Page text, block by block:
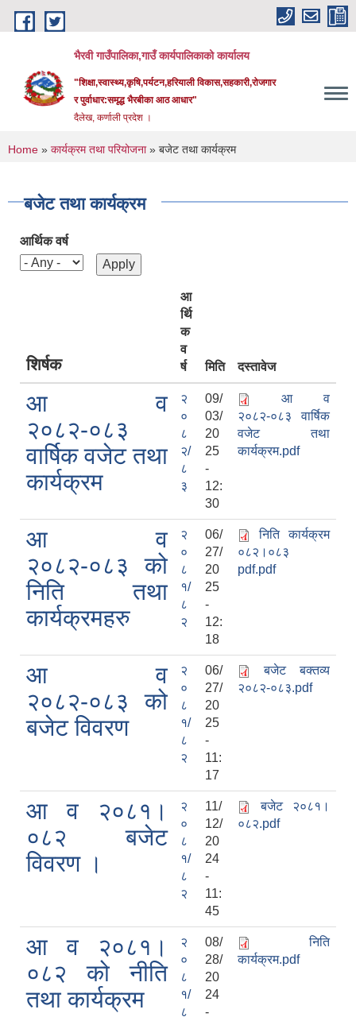
Skip to main content
भैरवी गाउँपालिका,गाउँ कार्यपालिकाको कार्यालय
"शिक्षा,स्वास्थ्य,कृषि,पर्यटन,हरियाली विकास,सहकारी,रोजगार
र पुर्वाधार:समृद्ध भैरबीका आठ आधार"
दैलेख, कर्णाली प्रदेश ।
You are here
Home » कार्यक्रम तथा परियोजना» बजेट तथा कार्यक्रम
बजेट तथा कार्यक्रम
आर्थिक वर्ष
शिर्षक
आ
र्थि
क
व
र्ष
मिति दस्तावेज
आ व
२०८२-०८३
वार्षिक वजेट तथा
कार्यक्रम
२
०
८
२/
८
३
09/
03/
20
25
-
12:
30
आ व
२०८२-०८३ वार्षिक
वजेट तथा
कार्यक्रम.pdf
आ व
२०८२-०८३ को
निति तथा
कार्यक्रमहरु
२
०
८
१/
८
२
06/
27/
20
25
-
12:
18
निति कार्यक्रम
०८२।०८३
pdf.pdf
आ व
२०८२-०८३ को
बजेट विवरण
२
०
८
१/
८
२
06/
27/
20
25
-
11:
17
बजेट बक्तव्य
२०८२-०८३.pdf
आ व २०८१।
०८२ बजेट
विवरण ।
२
०
८
१/
८
२
11/
12/
20
24
-
11:
45
बजेट २०८१।
०८२.pdf
आ व २०८१।
०८२ को नीति
तथा कार्यक्रम
२
०
८
१/
८
08/
28/
20
24
-
निति
कार्यक्रम.pdf